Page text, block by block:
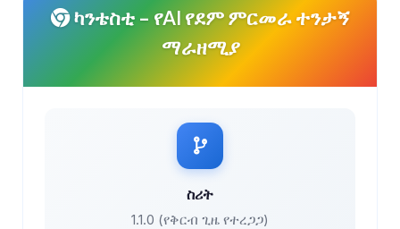
ካንቴስቲ - የAI የደም ምርመራ ተንታኝ
ማራዘሚያ
ስሪት
1.1.0 (የቅርብ ጊዜ የተረጋጋ)